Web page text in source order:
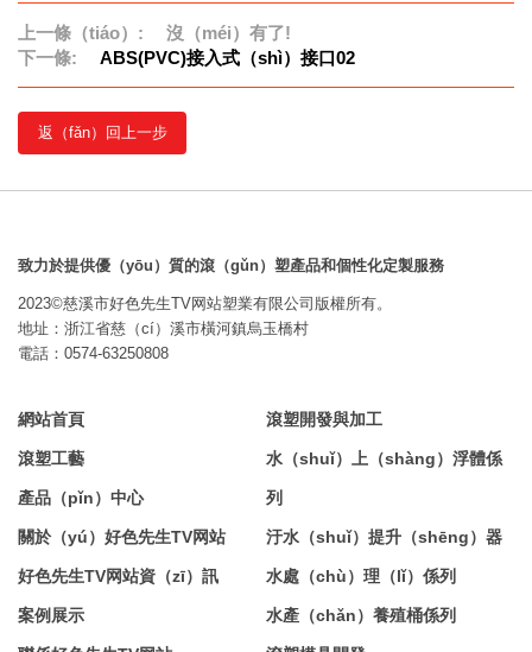
上一條（tiáo）:
沒（méi）有了!
下一條:
ABS(PVC)接入式（shì）接口02
返（fǎn）回上一步
致力於提供優（yōu）質的滾（gǔn）塑產品和個性化定製服務
2023©慈溪市好色先生TV网站塑業有限公司版權所有。
地址：浙江省慈（cí）溪市橫河鎮烏玉橋村
電話：0574-63250808
網站首頁
滾塑工藝
產品（pǐn）中心
關於（yú）好色先生TV网站
好色先生TV网站資（zī）訊
案例展示
滾塑開發與加工
水（shuǐ）上（shàng）浮體係
列
汙水（shuǐ）提升（shēng）器
水處（chù）理（lǐ）係列
水產（chǎn）養殖桶係列